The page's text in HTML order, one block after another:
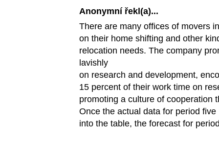
Anonymní řekl(a)...
There are many offices of movers
on their home shifting and other
relocation needs. The company
lavishly
on research and development,
15 percent of their work time on
promoting a culture of cooperation
Once the actual data for period
into the table, the forecast for